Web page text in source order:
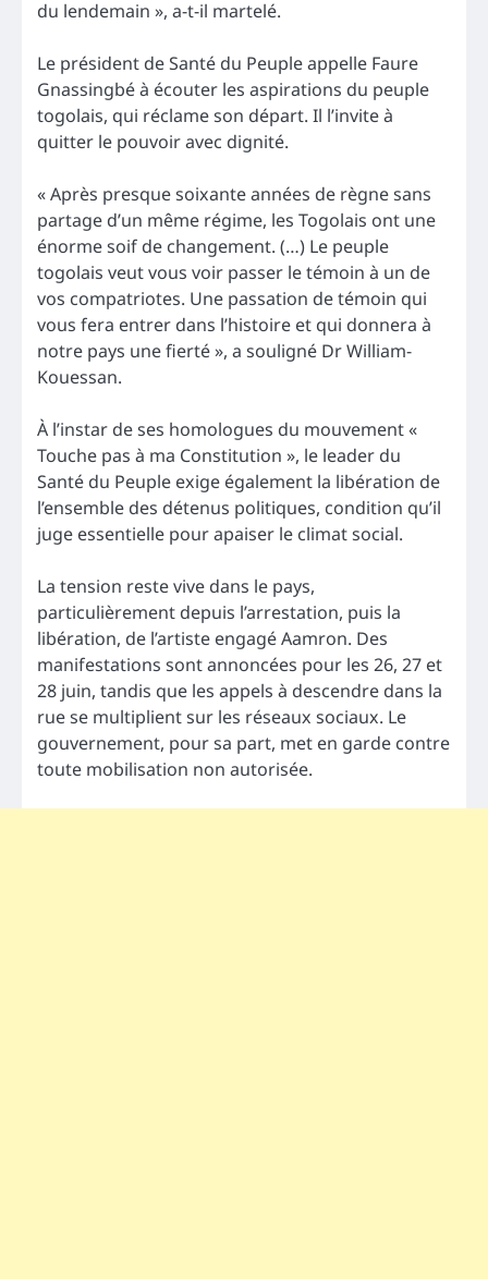
du lendemain », a-t-il martelé.
Le président de Santé du Peuple appelle Faure
Gnassingbé à écouter les aspirations du peuple
togolais, qui réclame son départ. Il l’invite à
quitter le pouvoir avec dignité.
« Après presque soixante années de règne sans
partage d’un même régime, les Togolais ont une
énorme soif de changement. (…) Le peuple
togolais veut vous voir passer le témoin à un de
vos compatriotes. Une passation de témoin qui
vous fera entrer dans l’histoire et qui donnera à
notre pays une fierté », a souligné Dr William-
Kouessan.
À l’instar de ses homologues du mouvement «
Touche pas à ma Constitution », le leader du
Santé du Peuple exige également la libération de
l’ensemble des détenus politiques, condition qu’il
juge essentielle pour apaiser le climat social.
La tension reste vive dans le pays,
particulièrement depuis l’arrestation, puis la
libération, de l’artiste engagé Aamron. Des
manifestations sont annoncées pour les 26, 27 et
28 juin, tandis que les appels à descendre dans la
rue se multiplient sur les réseaux sociaux. Le
gouvernement, pour sa part, met en garde contre
toute mobilisation non autorisée.